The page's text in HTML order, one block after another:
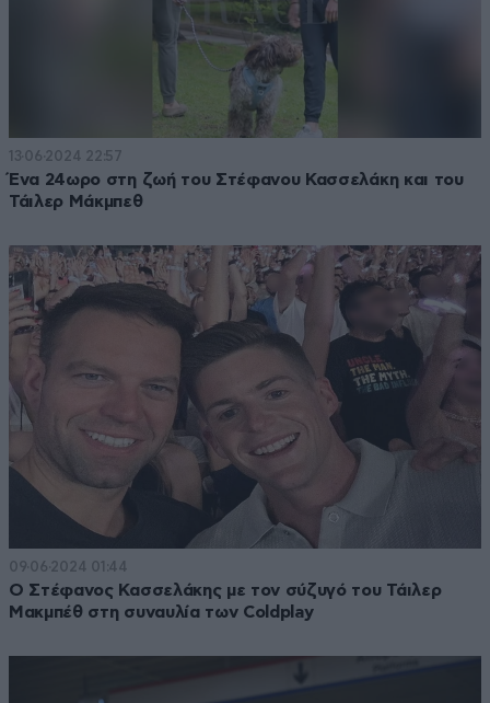
13·06·2024 22:57
Ένα 24ωρο στη ζωή του Στέφανου Κασσελάκη και του
Τάιλερ Μάκμπεθ
09·06·2024 01:44
O Στέφανος Κασσελάκης με τον σύζυγό του Τάιλερ
Μακμπέθ στη συναυλία των Coldplay